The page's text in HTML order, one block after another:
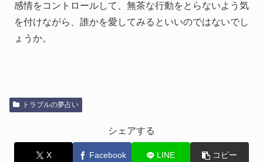
感情をコントロールして、無茶な行動をとらないよう気
を付けながら、誰かを愛してみるといいのではないでし
ょうか。
トラブルの夢占い
シェアする
X Facebook LINE コピー